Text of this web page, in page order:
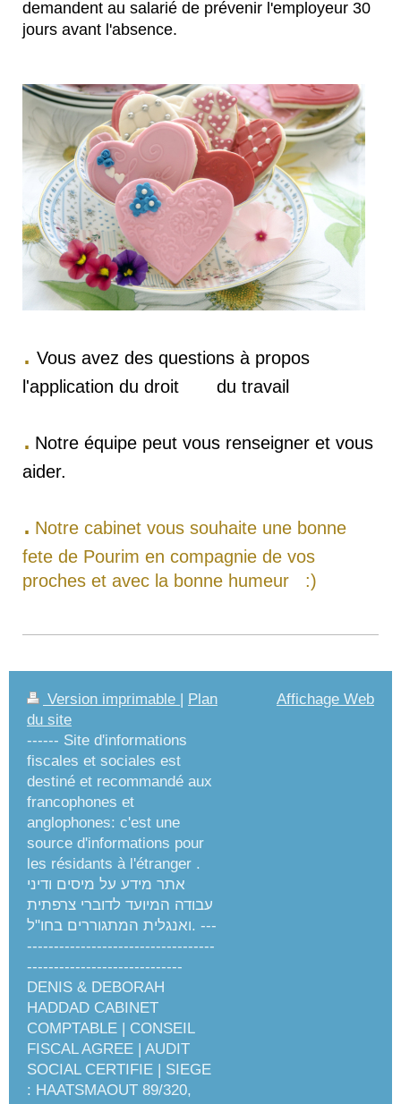
demandent au salarié de prévenir l'employeur 30
jours avant l'absence.
. Vous avez des questions à propos
l'application du droit du travail
. Notre équipe peut vous renseigner et vous
aider.
. Notre cabinet vous souhaite une bonne
fete de Pourim en compagnie de vos
proches et avec la bonne humeur :)
Version imprimable | Plan
du site
------ Site d'informations
fiscales et sociales est
destiné et recommandé aux
francophones et
anglophones: c'est une
source d'informations pour
les résidants à l'étranger .
אתר מידע על מיסים ודיני
עבודה המיועד לדוברי צרפתית
ואנגלית המתגוררים בחו"ל. ---
-----------------------------------
-----------------------------
DENIS & DEBORAH
HADDAD CABINET
COMPTABLE | CONSEIL
FISCAL AGREE | AUDIT
SOCIAL CERTIFIE | SIEGE
: HAATSMAOUT 89/320,
Affichage Web